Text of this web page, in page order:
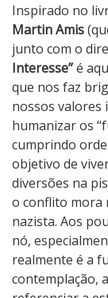
Inspirado no
Martin Amis
junto com o
Interesse”é
que nos faz
nossos valores
humanizar os
cumprindo
objetivo de
diversões na
o conflito mora
nazista. Aos
nó,
realmente é a
contemplação,